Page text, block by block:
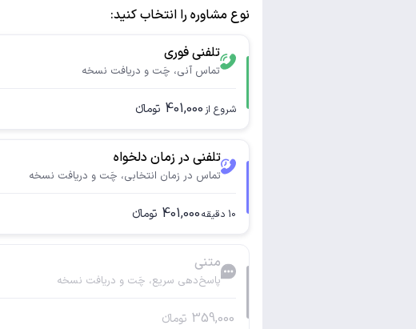
نوع مشاوره را انتخاب کنید:
تلفنی فوری
تماس آنی، چَت و دریافت نسخه
شروع از 401,000 تومانء
تلفنی در زمان دلخواه
تماس در زمان انتخابی، چَت و دریافت نسخه
10 دقیقه401,000 تومانء
متنی
پاسخ‌دهی سریع، چَت و دریافت نسخه
359,000 تومانء